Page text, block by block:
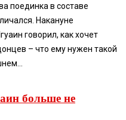
поединка в составе
Накануне
говорил, как хочет
– что ему нужен такой
больше не